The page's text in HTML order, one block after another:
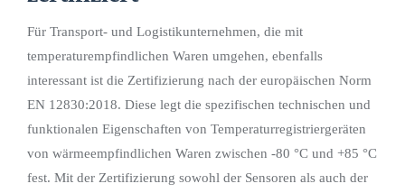
Für Transport- und Logistikunternehmen, die mit
temperaturempfindlichen Waren umgehen, ebenfalls
interessant ist die Zertifizierung nach der europäischen Norm
EN 12830:2018. Diese legt die spezifischen technischen und
funktionalen Eigenschaften von Temperaturregistriergeräten
von wärmeempfindlichen Waren zwischen -80 °C und +85 °C
fest. Mit der Zertifizierung sowohl der Sensoren als auch der